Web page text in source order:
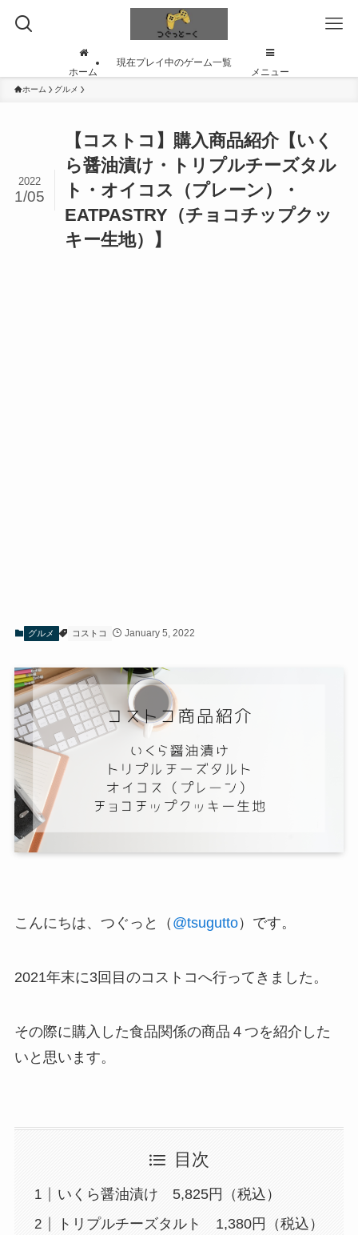
ホーム
現在プレイ中のゲーム一覧
メニュー
ホーム グルメ
【コストコ】購入商品紹介【いく
ら醤油漬け・トリプルチーズタル
ト・オイコス（プレーン）・
EATPASTRY（チョコチップクッ
キー生地）】
2022
1/05
グルメ コストコ January 5, 2022
こんにちは、つぐっと（ @tsugutto）です。
2021年末に3回目のコストコへ行ってきました。
その際に購入した食品関係の商品４つを紹介した
いと思います。
目次
いくら醤油漬け 5,825円（税込）
トリプルチーズタルト 1,380円（税込）